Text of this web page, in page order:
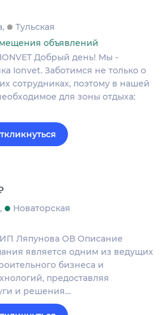
Тульская
объявлений
Добрый день! Мы -
Ionvet. Заботимся не только о
сотрудниках, поэтому в нашей
для зоны отдыха:
Новаторская
Ляпунова ОВ Описание
является одним из ведущих
бизнеса и
предоставляя
и решения…